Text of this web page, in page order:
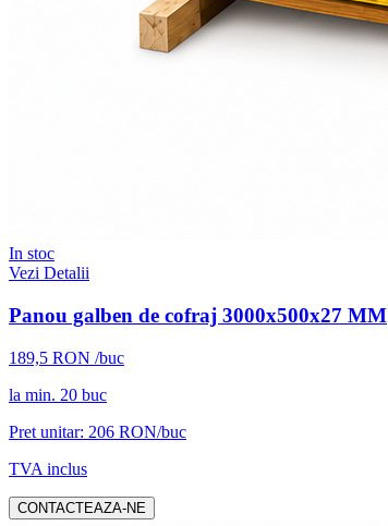
In stoc
Vezi Detalii
Panou galben de cofraj 3000x500x27 MM
189,5 RON /buc
la min. 20 buc
Pret unitar: 206 RON/buc
TVA inclus
CONTACTEAZA-NE